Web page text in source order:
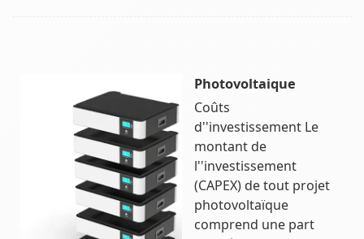
Photovoltaique
Coûts
d''investissement Le
montant de
l''investissement
(CAPEX) de tout projet
photovoltaïque
comprend une part